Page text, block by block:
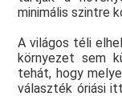
minimális szintre
A világos téli
környezet sem
tehát, hogy
választék óriási